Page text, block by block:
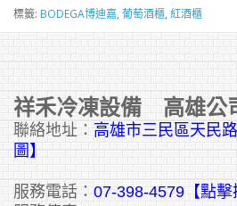
標籤: BODEGA博迪嘉, 葡萄酒櫃, 紅酒櫃
祥禾冷凍設備 高雄公
聯絡地址： 高雄市三民區天民
圖】
服務電話： 07-398-4579【點擊